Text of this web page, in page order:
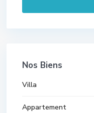
Nos Biens
Villa
Appartement